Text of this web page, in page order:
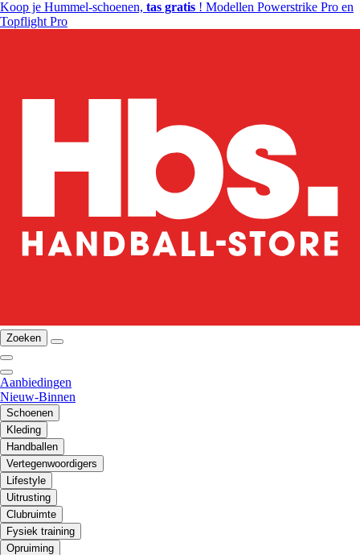
Koop je Hummel-schoenen, tas gratis ! Modellen Powerstrike Pro en
Topflight Pro
Zoeken
Aanbiedingen
Nieuw-Binnen
Schoenen
Kleding
Handballen
Vertegenwoordigers
Lifestyle
Uitrusting
Clubruimte
Fysiek training
Opruiming